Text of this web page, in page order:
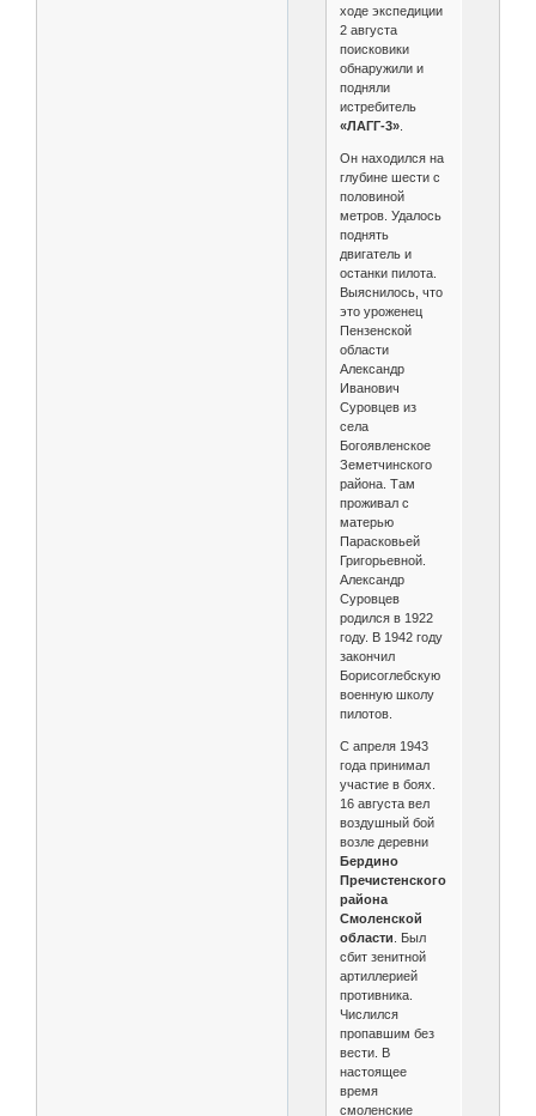
ходе экспедиции
2 августа
поисковики
обнаружили и
подняли
истребитель
«ЛАГГ-3».
Он находился на
глубине шести с
половиной
метров. Удалось
поднять
двигатель и
останки пилота.
Выяснилось, что
это уроженец
Пензенской
области
Александр
Иванович
Суровцев из
села
Богоявленское
Земетчинского
района. Там
проживал с
матерью
Парасковьей
Григорьевной.
Александр
Суровцев
родился в 1922
году. В 1942 году
закончил
Борисоглебскую
военную школу
пилотов.
С апреля 1943
года принимал
участие в боях.
16 августа вел
воздушный бой
возле деревни
Бердино
Пречистенского
района
Смоленской
области . Был
сбит зенитной
артиллерией
противника.
Числился
пропавшим без
вести. В
настоящее
время
смоленские